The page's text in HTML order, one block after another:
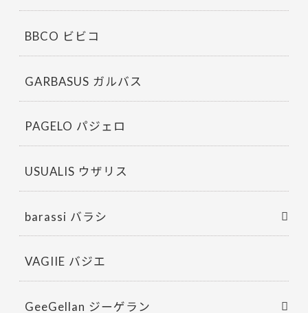
BBCO ビビコ
GARBASUS ガルバス
PAGELO パジェロ
USUALIS ウザリス
barassi バラシ
VAGIIE バジエ
GeeGellan ジーゲラン